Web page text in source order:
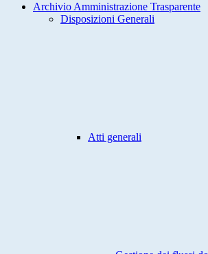
Archivio Amministrazione Trasparente
Disposizioni Generali
Atti generali